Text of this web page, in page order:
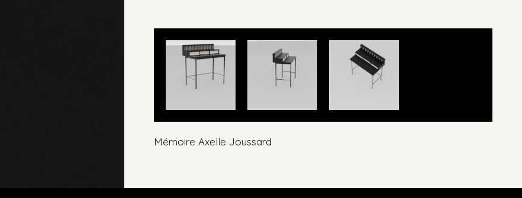
Mémoire Axelle Joussard